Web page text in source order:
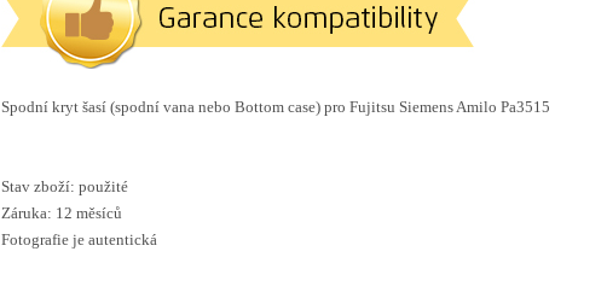
Spodní kryt šasí (spodní vana nebo Bottom case) pro Fujitsu Siemens Amilo Pa3515
Stav zboží: použité
Záruka: 12 měsíců
Fotografie je autentická